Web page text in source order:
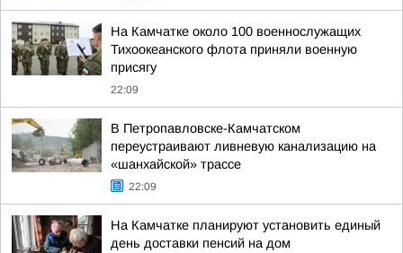
На Камчатке около 100 военнослужащих
Тихоокеанского флота приняли военную
присягу
22:09
В Петропавловске-Камчатском
переустраивают ливневую канализацию на
«шанхайской» трассе
22:09
На Камчатке планируют установить единый
день доставки пенсий на дом